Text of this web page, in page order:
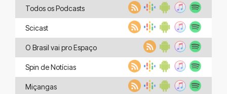
Todos os Podcasts
Scicast
O Brasil vai pro Espaço
Spin de Notícias
Miçangas